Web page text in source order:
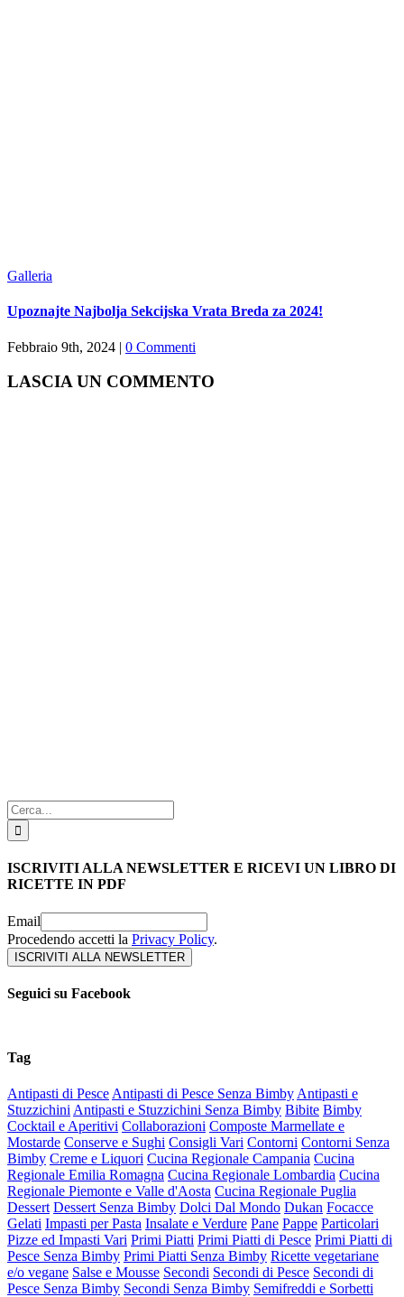
Galleria
Upoznajte Najbolja Sekcijska Vrata Breda za 2024!
Febbraio 9th, 2024 | 0 Commenti
LASCIA UN COMMENTO
Cerca
per:
ISCRIVITI ALLA NEWSLETTER E RICEVI UN LIBRO DI
RICETTE IN PDF
Email
Procedendo accetti la Privacy Policy.
Seguici su Facebook
Tag
Antipasti di Pesce Antipasti di Pesce Senza Bimby Antipasti e
Stuzzichini Antipasti e Stuzzichini Senza Bimby Bibite Bimby
Cocktail e Aperitivi Collaborazioni Composte Marmellate e
Mostarde Conserve e Sughi Consigli Vari Contorni Contorni Senza
Bimby Creme e Liquori Cucina Regionale Campania Cucina
Regionale Emilia Romagna Cucina Regionale Lombardia Cucina
Regionale Piemonte e Valle d'Aosta Cucina Regionale Puglia
Dessert Dessert Senza Bimby Dolci Dal Mondo Dukan Focacce
Gelati Impasti per Pasta Insalate e Verdure Pane Pappe Particolari
Pizze ed Impasti Vari Primi Piatti Primi Piatti di Pesce Primi Piatti di
Pesce Senza Bimby Primi Piatti Senza Bimby Ricette vegetariane
e/o vegane Salse e Mousse Secondi Secondi di Pesce Secondi di
Pesce Senza Bimby Secondi Senza Bimby Semifreddi e Sorbetti